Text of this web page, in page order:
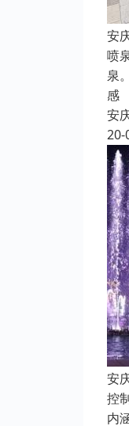
安
喷
泉
感
安
20-
安
控
内